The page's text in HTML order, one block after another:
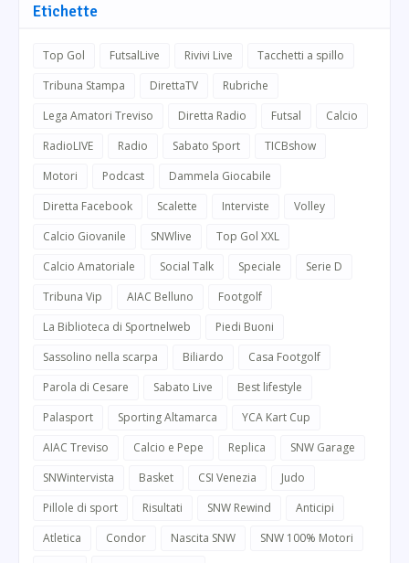
Etichette
Top Gol FutsalLive Rivivi Live
Tacchetti a spillo
Tribuna Stampa
DirettaTV
Rubriche
Lega Amatori Treviso
Diretta Radio Futsal
Calcio
RadioLIVE
Radio Sabato Sport
TICBshow
Motori
Podcast
Dammela Giocabile
Diretta Facebook
Scalette Interviste
Volley
Calcio Giovanile
SNWlive
Top Gol XXL
Calcio Amatoriale
Social Talk Speciale
Serie D
Tribuna Vip
AIAC Belluno
Footgolf
La Biblioteca di Sportnelweb
Piedi Buoni
Sassolino nella scarpa
Biliardo
Casa Footgolf
Parola di Cesare
Sabato Live
Best lifestyle
Palasport
Sporting Altamarca
YCA Kart Cup
AIAC Treviso
Calcio e Pepe Replica
SNW Garage
SNWintervista
Basket CSI Venezia
Judo
Pillole di sport
Risultati SNW Rewind
Anticipi
Atletica
Condor Nascita SNW
SNW 100% Motori